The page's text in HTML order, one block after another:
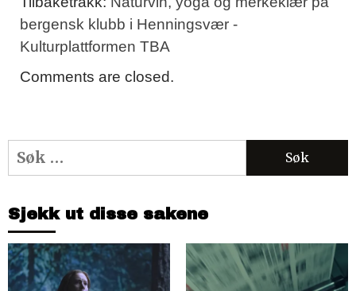
bergensk klubb i Henningsvær -
Kulturplattformen TBA
Comments are closed.
Søk
etter:
Sjekk ut disse sakene